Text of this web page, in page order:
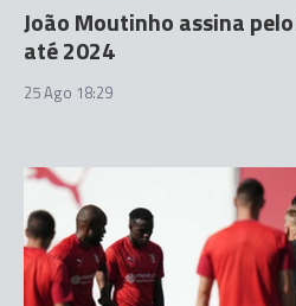
João Moutinho assina
até 2024
25 Ago 18:29